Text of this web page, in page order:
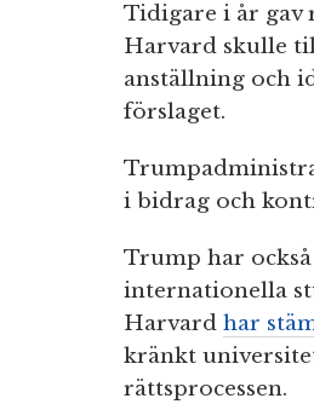
Tidigare i år gav
Harvard skulle
anställning och
förslaget.
i bidrag och
Trump har
internationella
Harvard har
kränkt
rättsprocessen.